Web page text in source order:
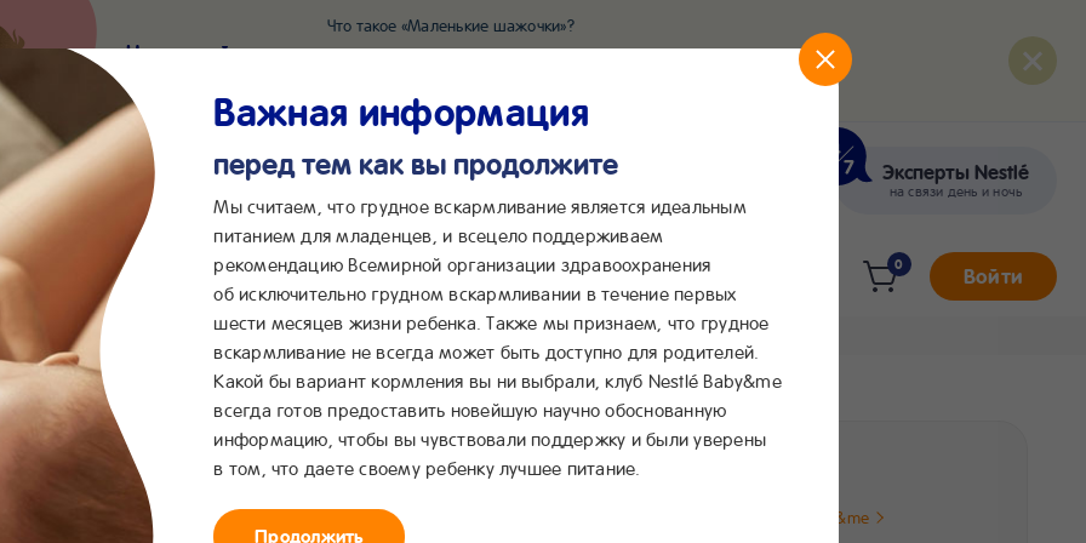
Что такое «Маленькие шажочки»?
Наш новый суперсервис для отслеживания развития вашего малыша
*2055 Сообщения в ВКонтакте Эксперты Nestlé
на связи день и ночь
Сервисы Бейбимания
0 Войти
«Гречневая»
Цена от Клуба Baby&me
каша GERBER®
Важная информация
перед тем как вы продолжите
Мы считаем, что грудное вскармливание является идеальным
питанием для младенцев, и всецело поддерживаем
рекомендацию Всемирной организации здравоохранения
об исключительно грудном вскармливании в течение первых
шести месяцев жизни ребенка. Также мы признаем, что грудное
вскармливание не всегда может быть доступно для родителей.
Какой бы вариант кормления вы ни выбрали, клуб Nestlé Baby&me
всегда готов предоставить новейшую научно обоснованную
информацию, чтобы вы чувствовали поддержку и были уверены
в том, что даете своему ребенку лучшее питание.
Продолжить